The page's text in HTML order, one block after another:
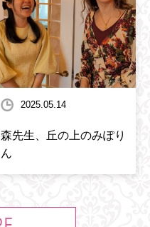
2025.05.14
森先生、丘の上のみぽり
ん